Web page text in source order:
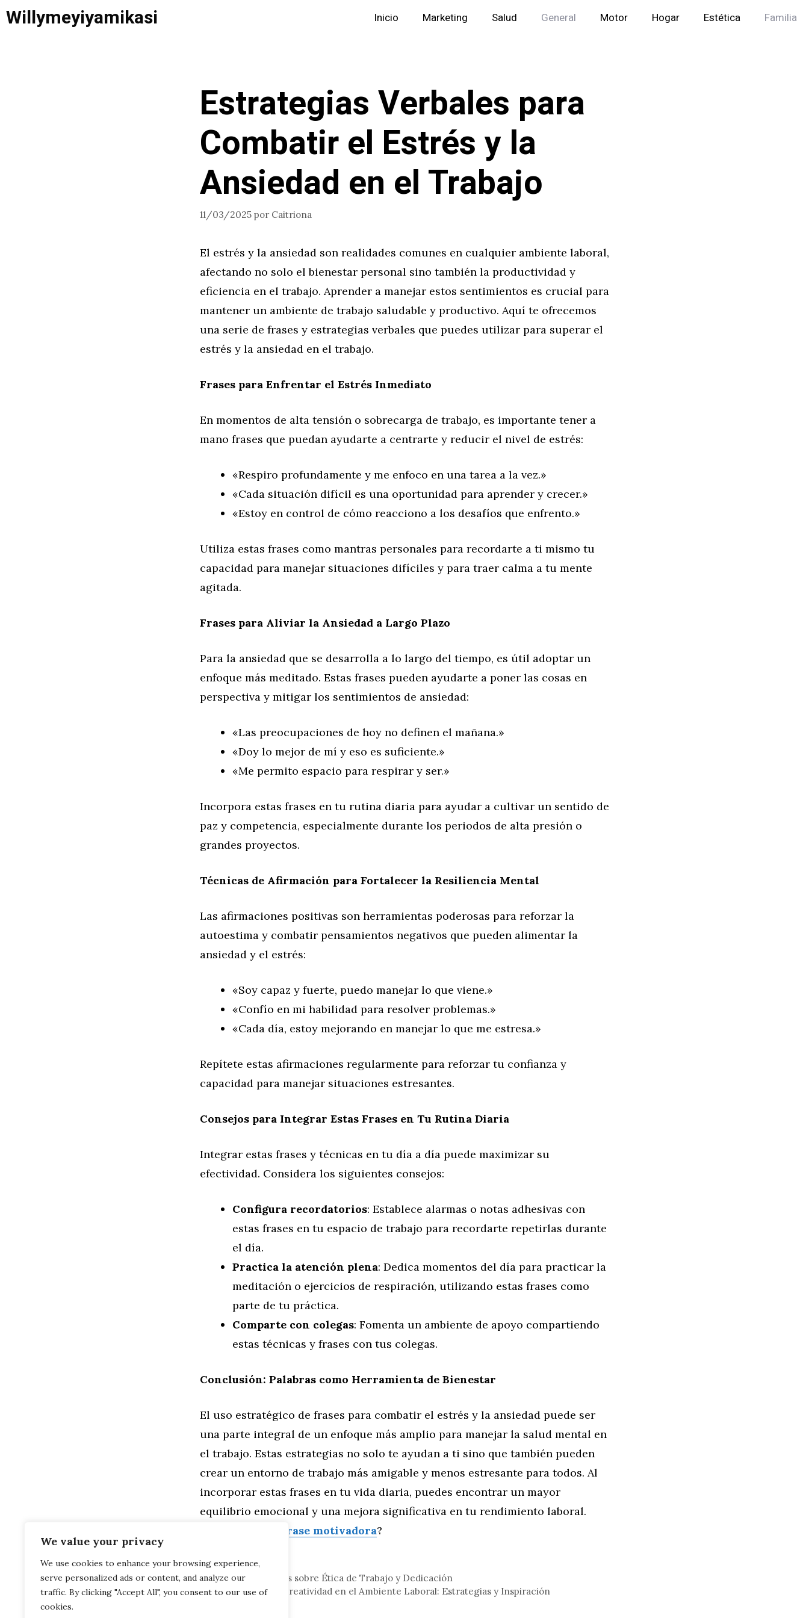
We value your privacy
We use cookies to enhance your browsing experience,
serve personalized ads or content, and analyze our
traffic. By clicking "Accept All", you consent to our use of
cookies.
Saltar
Willymeyiyamikasi Inicio Marketing Salud General Motor Hogar Estética Familia
Estrategias Verbales para
Combatir el Estrés y la
Ansiedad en el Trabajo
11/03/2025 por Caitriona
El estrés y la ansiedad son realidades comunes en cualquier ambiente laboral,
afectando no solo el bienestar personal sino también la productividad y
eficiencia en el trabajo. Aprender a manejar estos sentimientos es crucial para
mantener un ambiente de trabajo saludable y productivo. Aquí te ofrecemos
una serie de frases y estrategias verbales que puedes utilizar para superar el
estrés y la ansiedad en el trabajo.
Frases para Enfrentar el Estrés Inmediato
En momentos de alta tensión o sobrecarga de trabajo, es importante tener a
mano frases que puedan ayudarte a centrarte y reducir el nivel de estrés:
«Respiro profundamente y me enfoco en una tarea a la vez.»
«Cada situación difícil es una oportunidad para aprender y crecer.»
«Estoy en control de cómo reacciono a los desafíos que enfrento.»
Utiliza estas frases como mantras personales para recordarte a ti mismo tu
capacidad para manejar situaciones difíciles y para traer calma a tu mente
agitada.
Frases para Aliviar la Ansiedad a Largo Plazo
Para la ansiedad que se desarrolla a lo largo del tiempo, es útil adoptar un
enfoque más meditado. Estas frases pueden ayudarte a poner las cosas en
perspectiva y mitigar los sentimientos de ansiedad:
«Las preocupaciones de hoy no definen el mañana.»
«Doy lo mejor de mí y eso es suficiente.»
«Me permito espacio para respirar y ser.»
Incorpora estas frases en tu rutina diaria para ayudar a cultivar un sentido de
paz y competencia, especialmente durante los periodos de alta presión o
grandes proyectos.
Técnicas de Afirmación para Fortalecer la Resiliencia Mental
Las afirmaciones positivas son herramientas poderosas para reforzar la
autoestima y combatir pensamientos negativos que pueden alimentar la
ansiedad y el estrés:
«Soy capaz y fuerte, puedo manejar lo que viene.»
«Confío en mi habilidad para resolver problemas.»
«Cada día, estoy mejorando en manejar lo que me estresa.»
Repítete estas afirmaciones regularmente para reforzar tu confianza y
capacidad para manejar situaciones estresantes.
Consejos para Integrar Estas Frases en Tu Rutina Diaria
Integrar estas frases y técnicas en tu día a día puede maximizar su
efectividad. Considera los siguientes consejos:
Configura recordatorios: Establece alarmas o notas adhesivas con
estas frases en tu espacio de trabajo para recordarte repetirlas durante
el día.
Practica la atención plena: Dedica momentos del día para practicar la
meditación o ejercicios de respiración, utilizando estas frases como
parte de tu práctica.
Comparte con colegas: Fomenta un ambiente de apoyo compartiendo
estas técnicas y frases con tus colegas.
Conclusión: Palabras como Herramienta de Bienestar
El uso estratégico de frases para combatir el estrés y la ansiedad puede ser
una parte integral de un enfoque más amplio para manejar la salud mental en
el trabajo. Estas estrategias no solo te ayudan a ti sino que también pueden
crear un entorno de trabajo más amigable y menos estresante para todos. Al
incorporar estas frases en tu vida diaria, puedes encontrar un mayor
equilibrio emocional y una mejora significativa en tu rendimiento laboral.
frase motivadora?
Categorías
Familia,General
Citas Motivadoras sobre Ética de Trabajo y Dedicación
Fomentando la Creatividad en el Ambiente Laboral: Estrategias y Inspiración